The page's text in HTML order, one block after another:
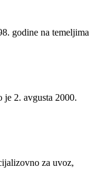
godine na temeljima
je 2. avgusta 2000.
za uvoz,